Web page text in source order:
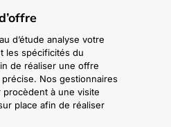
d’étude analyse votre
les spécificités du
de réaliser une offre
Nos gestionnaires
procèdent à une visite
place afin de réaliser